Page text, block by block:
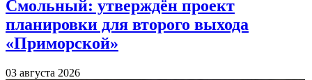
Смольный: утверждён проект
планировки для второго выхода
«Приморской»
03 августа 2026